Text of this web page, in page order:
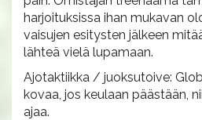
harjoituksissa ihan mukavan
vaisujen esitysten jälkeen
lähteä vielä lupamaan.
Ajotaktiikka / juoksutoive:
kovaa, jos keulaan päästään,
ajaa.